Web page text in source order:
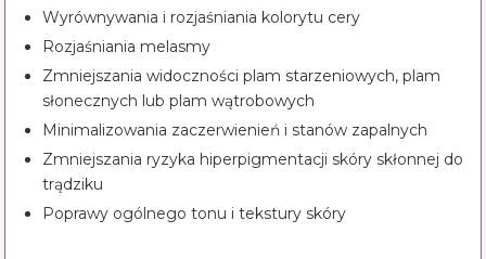
Wyrównywania i rozjaśniania kolorytu cery
Rozjaśniania melasmy
Zmniejszania widoczności plam starzeniowych, plam
słonecznych lub plam wątrobowych
Minimalizowania zaczerwienień i stanów zapalnych
Zmniejszania ryzyka hiperpigmentacji skóry skłonnej do
trądziku
Poprawy ogólnego tonu i tekstury skóry